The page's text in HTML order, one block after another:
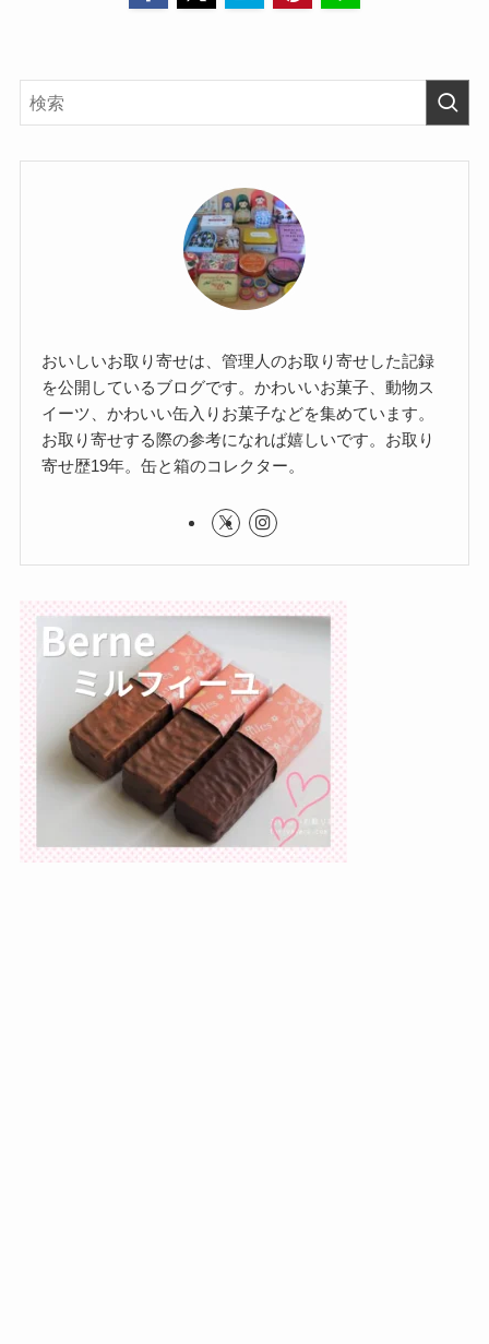
おいしいお取り寄せは、管理人のお取り寄せした記録
を公開しているブログです。かわいいお菓子、動物ス
イーツ、かわいい缶入りお菓子などを集めています。
お取り寄せする際の参考になれば嬉しいです。お取り
寄せ歴19年。缶と箱のコレクター。